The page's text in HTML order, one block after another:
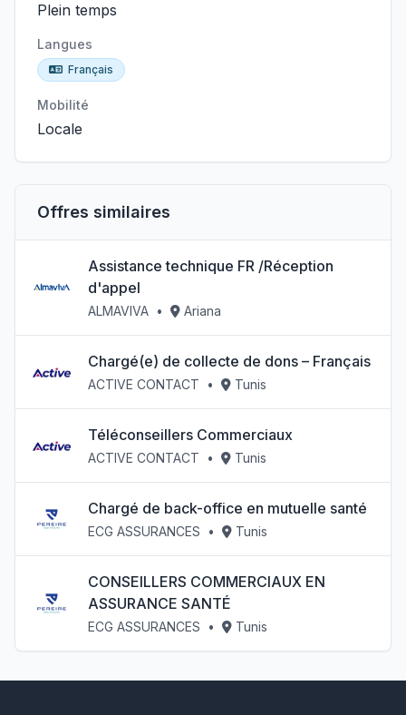
Plein temps
Langues
Français
Mobilité
Locale
Offres similaires
Assistance technique FR /Réception
d'appel
ALMAVIVA • Ariana
Chargé(e) de collecte de dons – Français
ACTIVE CONTACT • Tunis
Téléconseillers Commerciaux
ACTIVE CONTACT • Tunis
Chargé de back-office en mutuelle santé
ECG ASSURANCES • Tunis
CONSEILLERS COMMERCIAUX EN
ASSURANCE SANTÉ
ECG ASSURANCES • Tunis